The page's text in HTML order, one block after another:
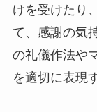
けを受けたり
て、感謝の気
の礼儀作法や
を適切に表現